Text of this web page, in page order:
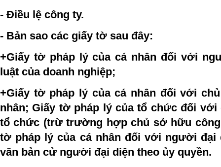
- Điều lệ công ty.
- Bản sao các giấy tờ sau đây:
+Giấy tờ pháp lý của cá nhân đối với
luật của doanh nghiệp;
+Giấy tờ pháp lý của cá nhân đối với
nhân; Giấy tờ pháp lý của tổ chức đối
tổ chức (trừ trường hợp chủ sở hữu
tờ pháp lý của cá nhân đối với người đại
văn bản cử người đại diện theo ủy quyền.